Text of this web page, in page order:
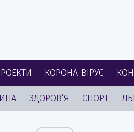
КОРОНА-ВІРУС
ЗДОРОВ’Я СПОРТ